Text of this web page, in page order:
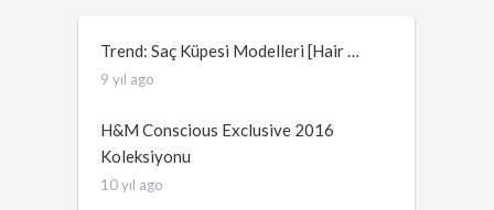
Trend: Saç Küpesi Modelleri [Hair …
9 yıl ago
H&M Conscious Exclusive 2016
Koleksiyonu
10 yıl ago